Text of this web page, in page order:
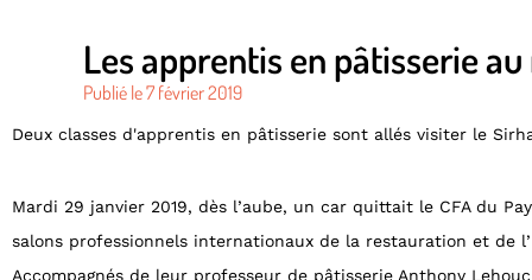
Les apprentis en pâtisserie
Publié le7 février 2019
Deux classes d'apprentis en pâtisserie sont allés visiter le
Mardi 29 janvier 2019, dès l’aube, un car quittait le CFA du
salons professionnels internationaux de la restauration et de
Accompagnés de leur professeur de pâtisserie Anthony